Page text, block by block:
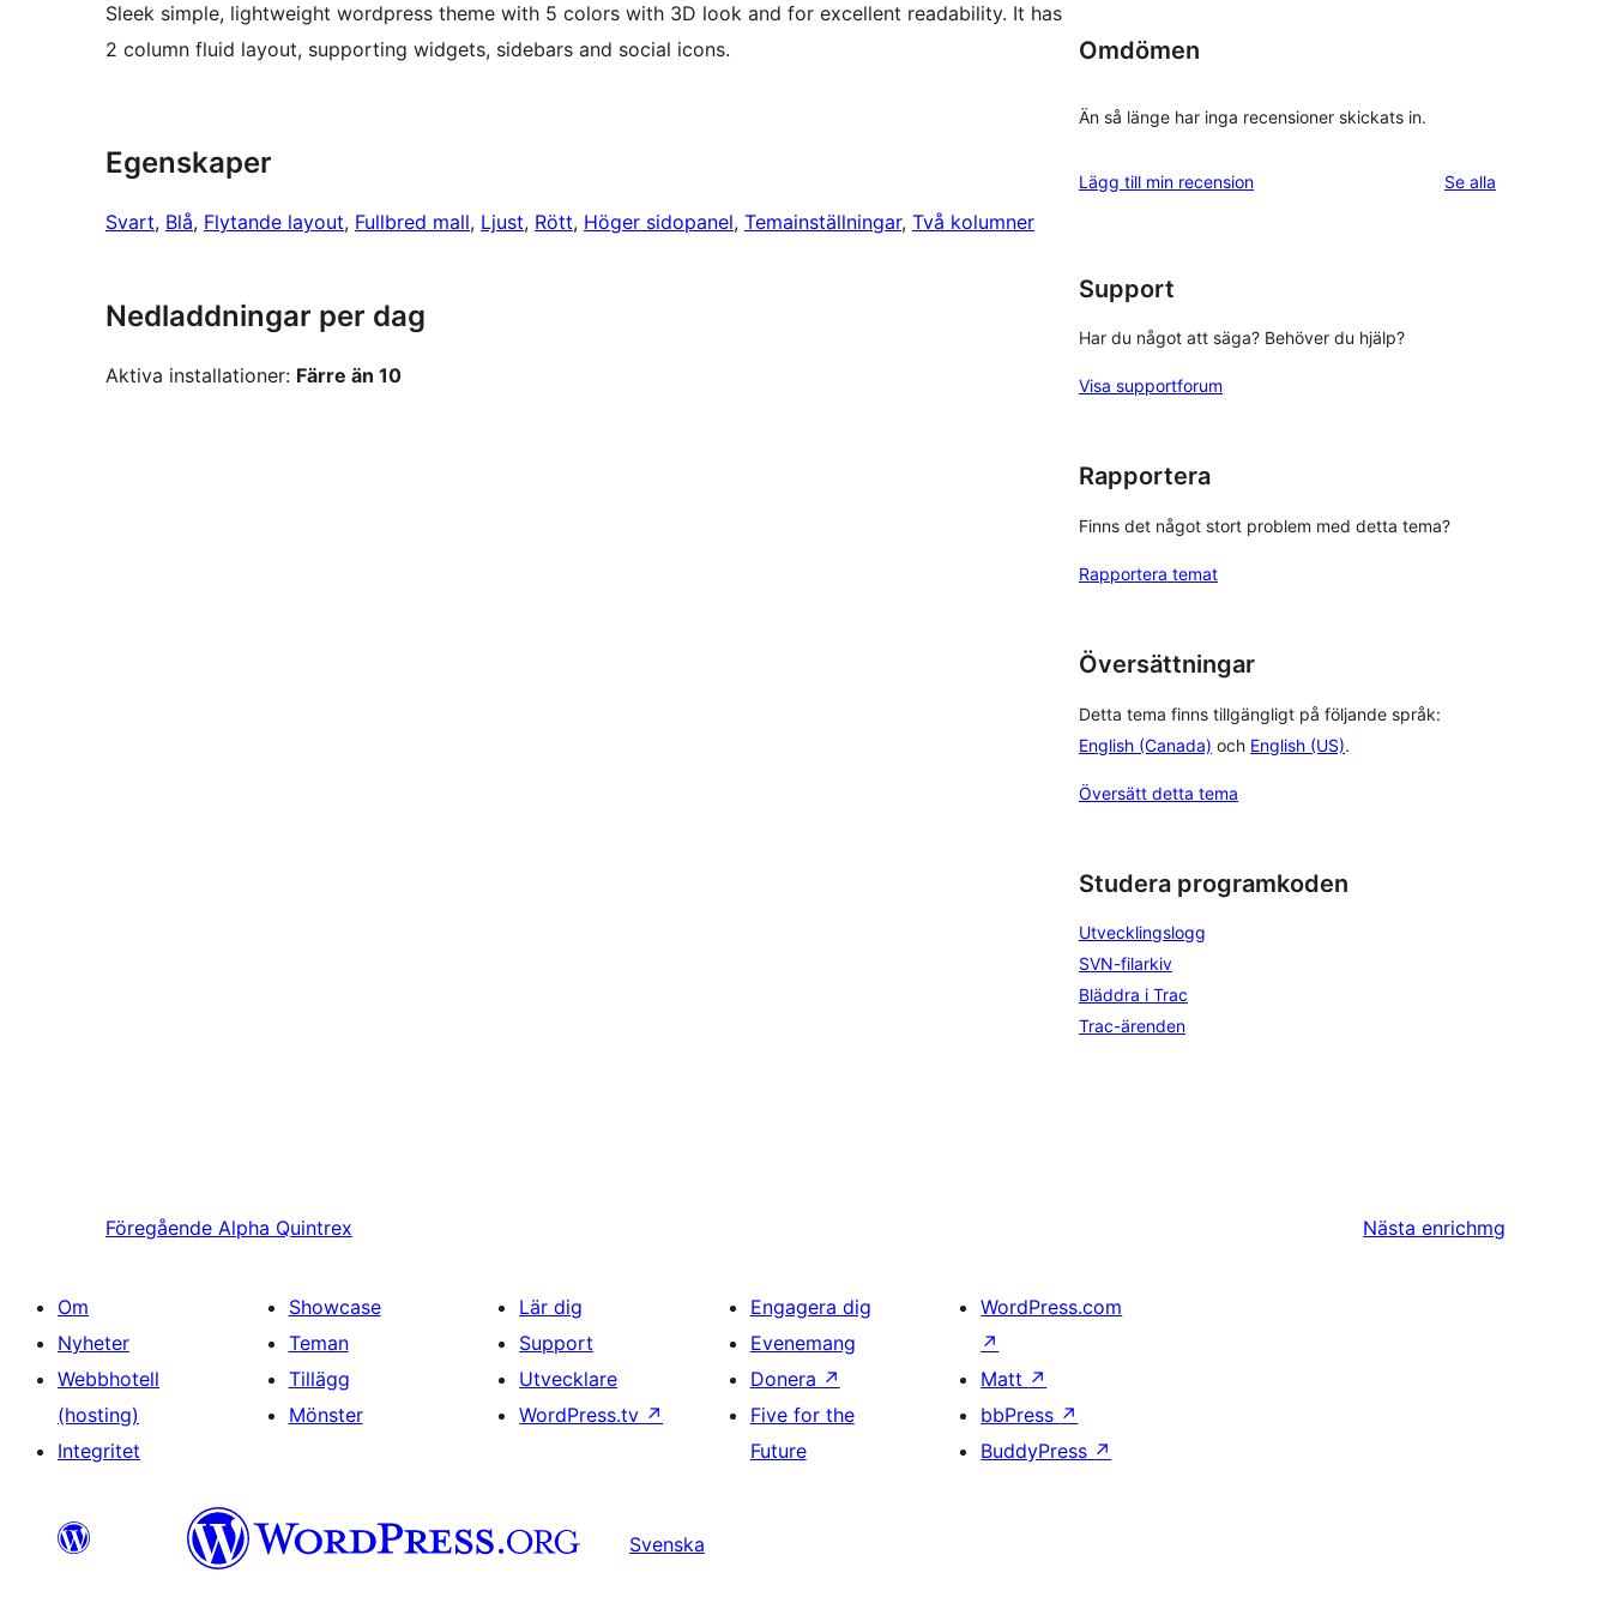
Sleek simple, lightweight wordpress theme with 5 colors with 3D look and for excellent readability. It has
2 column fluid layout, supporting widgets, sidebars and social icons.
Egenskaper
Svart, Blå, Flytande layout, Fullbred mall, Ljust, Rött, Höger sidopanel, Temainställningar, Två kolumner
Nedladdningar per dag
Aktiva installationer: Färre än 10
Omdömen
Än så länge har inga recensioner skickats in.
Lägg till min recension Se alla
Support
Har du något att säga? Behöver du hjälp?
Visa supportforum
Rapportera
Finns det något stort problem med detta tema?
Rapportera temat
Översättningar
Detta tema finns tillgängligt på följande språk:
English (Canada) och English (US).
Översätt detta tema
Studera programkoden
Utvecklingslogg
SVN-filarkiv
Bläddra i Trac
Trac-ärenden
Föregående Alpha Quintrex Nästa enrichmg
Om
Nyheter
Webbhotell
(hosting)
Integritet
Showcase
Teman
Tillägg
Mönster
Lär dig
Support
Utvecklare
WordPress.tv ↗
Engagera dig
Evenemang
Donera ↗
Five for the
Future
WordPress.com
↗
Matt ↗
bbPress ↗
BuddyPress ↗
Svenska